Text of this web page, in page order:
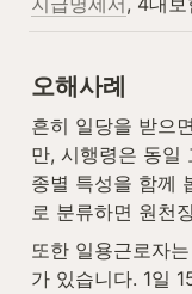
오해사례
흔히 일당을 받으
만, 시행령은 동일
종별 특성을 함께
로 분류하면 원천
또한 일용근로자
가 있습니다. 1일